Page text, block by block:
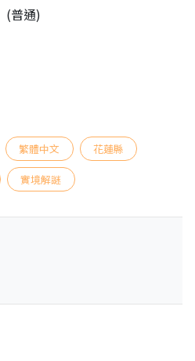
(普通)
繁體中文 花蓮縣
實境解謎